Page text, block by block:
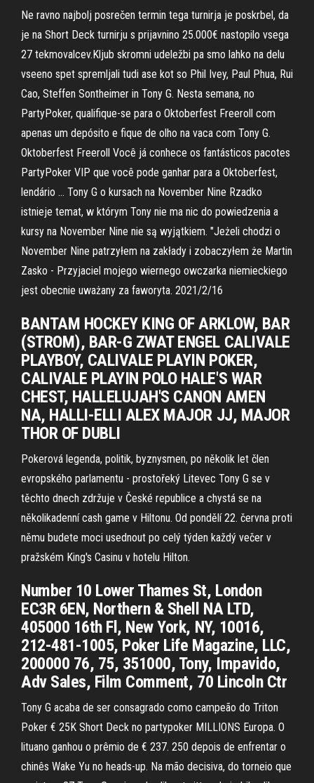
Ne ravno najbolj posrečen termin tega turnirja je poskrbel, da
je na Short Deck turnirju s prijavnino 25.000€ nastopilo vsega
27 tekmovalcev.Kljub skromni udeležbi pa smo lahko na delu
vseeno spet spremljali tudi ase kot so Phil Ivey, Paul Phua, Rui
Cao, Steffen Sontheimer in Tony G. Nesta semana, no
PartyPoker, qualifique-se para o Oktoberfest Freeroll com
apenas um depósito e fique de olho na vaca com Tony G.
Oktoberfest Freeroll Você já conhece os fantásticos pacotes
PartyPoker VIP que você pode ganhar para a Oktoberfest,
lendário … Tony G o kursach na November Nine Rzadko
istnieje temat, w którym Tony nie ma nic do powiedzenia a
kursy na November Nine nie są wyjątkiem. "Jeżeli chodzi o
November Nine patrzyłem na zakłady i zobaczyłem że Martin
Zasko - Przyjaciel mojego wiernego owczarka niemieckiego
jest obecnie uważany za faworyta. 2021/2/16
BANTAM HOCKEY KING OF ARKLOW, BAR
(STROM), BAR-G ZWAT ENGEL CALIVALE
PLAYBOY, CALIVALE PLAYIN POKER,
CALIVALE PLAYIN POLO HALE'S WAR
CHEST, HALLELUJAH'S CANON AMEN
NA, HALLI-ELLI ALEX MAJOR JJ, MAJOR
THOR OF DUBLI
Pokerová legenda, politik, byznysmen, po několik let člen
evropského parlamentu - prostořeký Litevec Tony G se v
těchto dnech zdržuje v České republice a chystá se na
několikadenní cash game v Hiltonu. Od pondělí 22. června proti
němu budete moci usednout po celý týden každý večer v
pražském King's Casinu v hotelu Hilton.
Number 10 Lower Thames St, London
EC3R 6EN, Northern & Shell NA LTD,
405000 16th Fl, New York, NY, 10016,
212-481-1005, Poker Life Magazine, LLC,
200000 76, 75, 351000, Tony, Impavido,
Adv Sales, Film Comment, 70 Lincoln Ctr
Tony G acaba de ser consagrado como campeão do Triton
Poker € 25K Short Deck no partypoker MILLIONS Europa. O
lituano ganhou o prêmio de € 237. 250 depois de enfrentar o
chinês Wake Yu no heads-up. Na mão decisiva, do torneio que